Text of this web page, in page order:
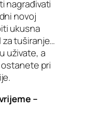
nagrađivati
novoj
ukusna
za tuširanje…
uživate, a
pri
–